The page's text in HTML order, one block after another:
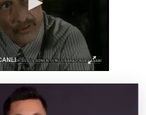
Gürlek Mumcu ailesiyle görüştü
'Mahalle Şenlikleri' Osmangazilileri